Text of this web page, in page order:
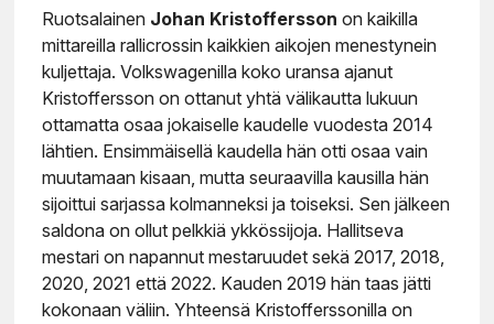
Ruotsalainen Johan Kristofferssonon kaikilla
mittareilla rallicrossin kaikkien aikojen menestynein
kuljettaja. Volkswagenilla koko uransa ajanut
Kristoffersson on ottanut yhtä välikautta lukuun
ottamatta osaa jokaiselle kaudelle vuodesta 2014
lähtien. Ensimmäisellä kaudella hän otti osaa vain
muutamaan kisaan, mutta seuraavilla kausilla hän
sijoittui sarjassa kolmanneksi ja toiseksi. Sen jälkeen
saldona on ollut pelkkiä ykkössijoja. Hallitseva
mestari on napannut mestaruudet sekä 2017, 2018,
2020, 2021 että 2022. Kauden 2019 hän taas jätti
kokonaan väliin. Yhteensä Kristofferssonilla on